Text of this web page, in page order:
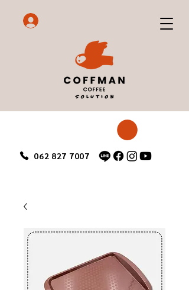
062 827 7007